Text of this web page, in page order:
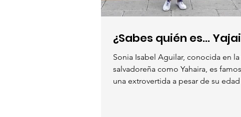
¿Sabes quién es...
Sonia Isabel Aguilar, conocida en la
salvadoreña como Yahaira, es
una extrovertida a pesar de su edad